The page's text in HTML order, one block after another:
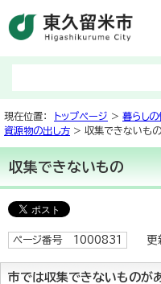
現在位置： トップページ > 暮らしの
資源物の出し方 > 収集できないもの
収集できないもの
ページ番号 1000831 更
市では収集できないものがあ